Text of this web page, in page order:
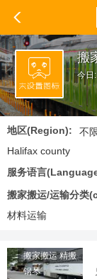
搬
今日
地区(Region): 不
Halifax county
服务语言
搬家搬运/运输分类
材料运输
搬家搬运 精搬
钢琴